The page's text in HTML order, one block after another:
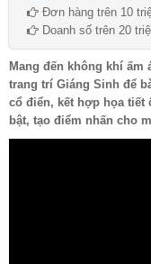
Đơn hàng trên 10
Doanh số trên 20
Mang đến không khí
trang trí Giáng Sinh để
cổ điển, kết hợp họa tiết
bật, tạo điểm nhấn cho